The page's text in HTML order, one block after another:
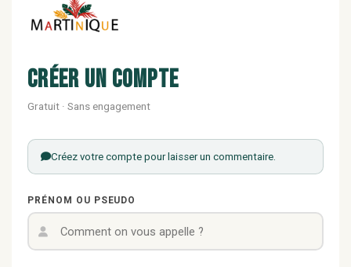
Créer un compte
Gratuit · Sans engagement
Créez votre compte pour laisser un commentaire.
PRÉNOM OU PSEUDO